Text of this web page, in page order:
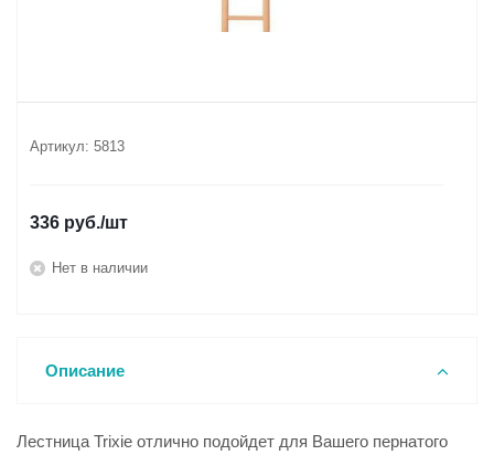
Артикул: 5813
336 руб./шт
Нет в наличии
Описание
Лестница Trixie отлично подойдет для Вашего пернатого